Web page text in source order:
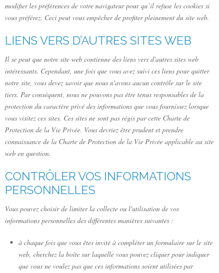
modifier les préférences de votre navigateur pour qu’il refuse les cookies si
vous préférez. Ceci peut vous empêcher de profiter pleinement du site web.
LIENS VERS D’AUTRES SITES WEB
Il se peut que notre site web contienne des liens vers d'autres sites web
intéressants. Cependant, une fois que vous avez suivi ces liens pour quitter
notre site, vous devez savoir que nous n'avons aucun contrôle sur le site
tiers. Par conséquent, nous ne pouvons pas être tenus responsables de la
protection du caractère privé des informations que vous fournissez lorsque
vous visitez ces sites. Ces sites ne sont pas régis par cette Charte de
Protection de la Vie Privée. Vous devriez être prudent et prendre
connaissance de la Charte de Protection de la Vie Privée applicable au site
web en question.
CONTRÔLER VOS INFORMATIONS
PERSONNELLES
Vous pouvez choisir de limiter la collecte ou l'utilisation de vos
informations personnelles des différentes manières suivantes :
à chaque fois que vous êtes invité à compléter un formulaire sur le site
web, cherchez la boîte sur laquelle vous pouvez cliquer pour indiquer
que vous ne voulez pas que ces informations soient utilisées par